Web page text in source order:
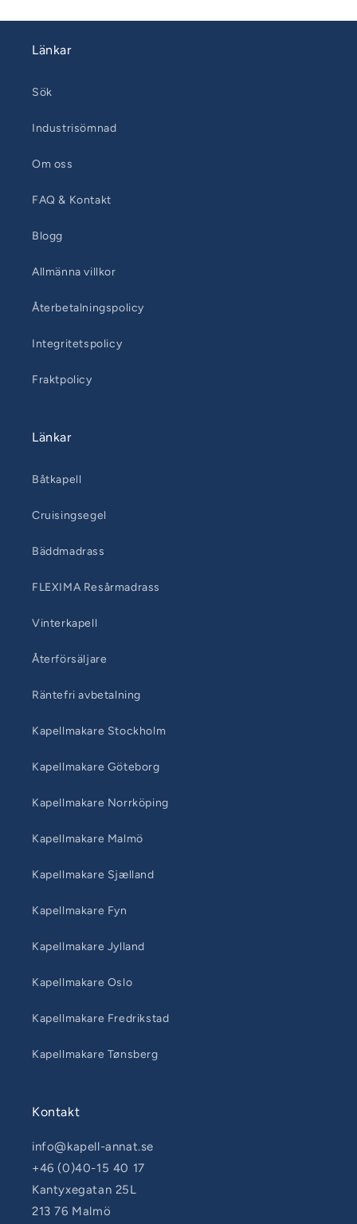
Länkar
Sök
Industrisömnad
Om oss
FAQ & Kontakt
Blogg
Allmänna villkor
Återbetalningspolicy
Integritetspolicy
Fraktpolicy
Länkar
Båtkapell
Cruisingsegel
Bäddmadrass
FLEXIMA Resårmadrass
Vinterkapell
Återförsäljare
Räntefri avbetalning
Kapellmakare Stockholm
Kapellmakare Göteborg
Kapellmakare Norrköping
Kapellmakare Malmö
Kapellmakare Sjælland
Kapellmakare Fyn
Kapellmakare Jylland
Kapellmakare Oslo
Kapellmakare Fredrikstad
Kapellmakare Tønsberg
Kontakt
info@kapell-annat.se
+46 (0)40-15 40 17
Kantyxegatan 25L
213 76 Malmö